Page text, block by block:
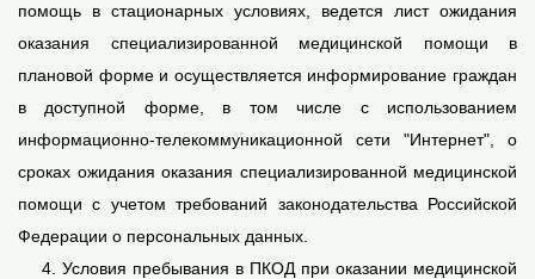
помощь в стационарных условиях, ведется лист ожидания
оказания специализированной медицинской помощи в
плановой форме и осуществляется информирование граждан
в доступной форме, в том числе с использованием
информационно-телекоммуникационной сети "Интернет", о
сроках ожидания оказания специализированной медицинской
помощи с учетом требований законодательства Российской
Федерации о персональных данных.
4. Условия пребывания в ПКОД при оказании медицинской